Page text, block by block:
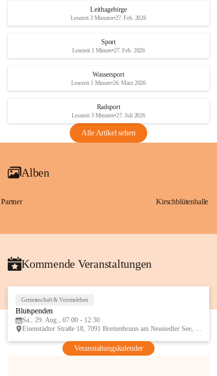
Maßnahmen zur Bekämpfung
Rebe und der Amerikanischen
Anhang VBl. EU Nr. 18
1 Seite•1,4 MB
VBl. EU Nr. 18_2026
Leithagebirge
Lesezeit 3 Minuten•27. Feb. 2026
Sport
Lesezeit 1 Minute•27. Feb. 2026
Wassersport
Lesezeit 1 Minute•26. März 2026
Radsport
Lesezeit 3 Minuten•27. Juli 2026
Alle Artikel sehen
Alben
Partner Kirschblütenhalle
Kommende Veranstaltungen
Gemeinschaft & Vereinsleben
Blutspenden
Sa., 29. Aug., 07:00 - 12:30
Eisenstädter Straße 18, 7091 Breitenbrunn am Neusiedler See, AUT
Veranstaltungskalender